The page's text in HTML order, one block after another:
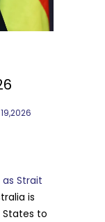
19,2026
as Strait
is
States to